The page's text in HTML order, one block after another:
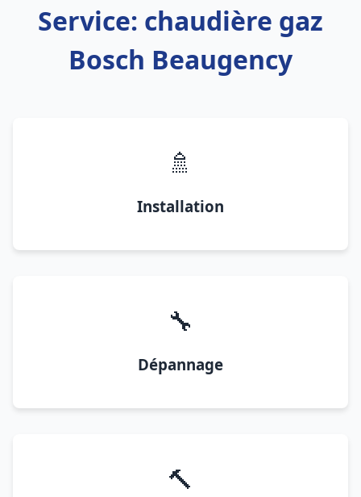
Service: chaudière gaz
Bosch Beaugency
🚿
Installation
🔧
Dépannage
🔨